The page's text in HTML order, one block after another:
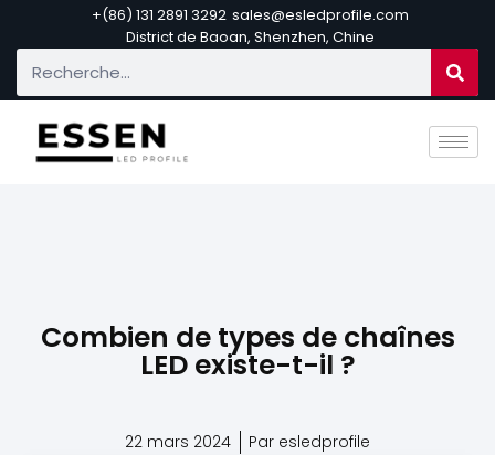
+(86) 131 2891 3292 sales@esledprofile.com
District de Baoan, Shenzhen, Chine
Combien de types de chaînes
LED existe-t-il ?
22 mars 2024 Par esledprofile